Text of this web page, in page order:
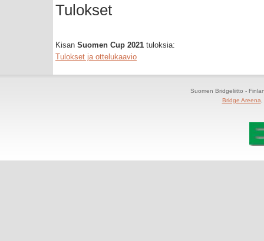
Tulokset
Kisan Suomen Cup 2021 tuloksia:
Tulokset ja ottelukaavio
Suomen Bridgeliitto -
Bridge Areena